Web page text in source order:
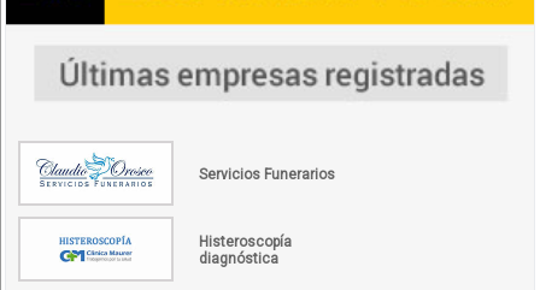
Servicios Funerarios
Histeroscopía
diagnóstica